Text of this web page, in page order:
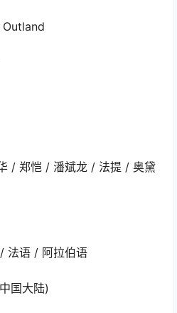
/ 郑恺 / 潘斌龙 / 法提 / 奥黛
法语 / 阿拉伯语
国大陆)